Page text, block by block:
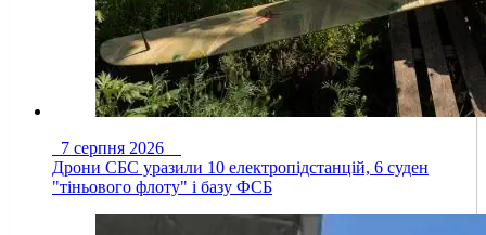
7 серпня 2026
Дрони СБС уразили 10 електропідстанцій, 6 суден
"тіньового флоту" і базу ФСБ